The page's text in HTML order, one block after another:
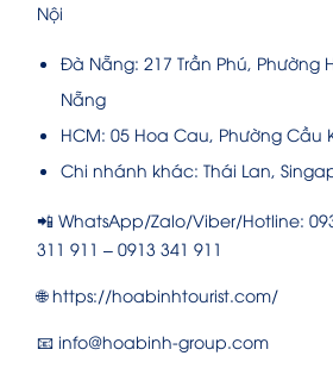
Nội
Đà Nẵng: 217 Trần Phú, Phường
Nẵng
HCM: 05 Hoa Cau, Phường Cầu
Chi nhánh khác: Thái Lan,
📲 WhatsApp/Zalo/Viber/Hotline:
311 911 – 0913 341 911
🌐 https://hoabinhtourist.com/
📧 info@hoabinh-group.com